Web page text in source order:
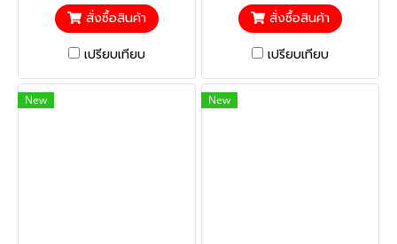
สั่งซื้อสินค้า
เปรียบเทียบ
สั่งซื้อสินค้า
เปรียบเทียบ
New New